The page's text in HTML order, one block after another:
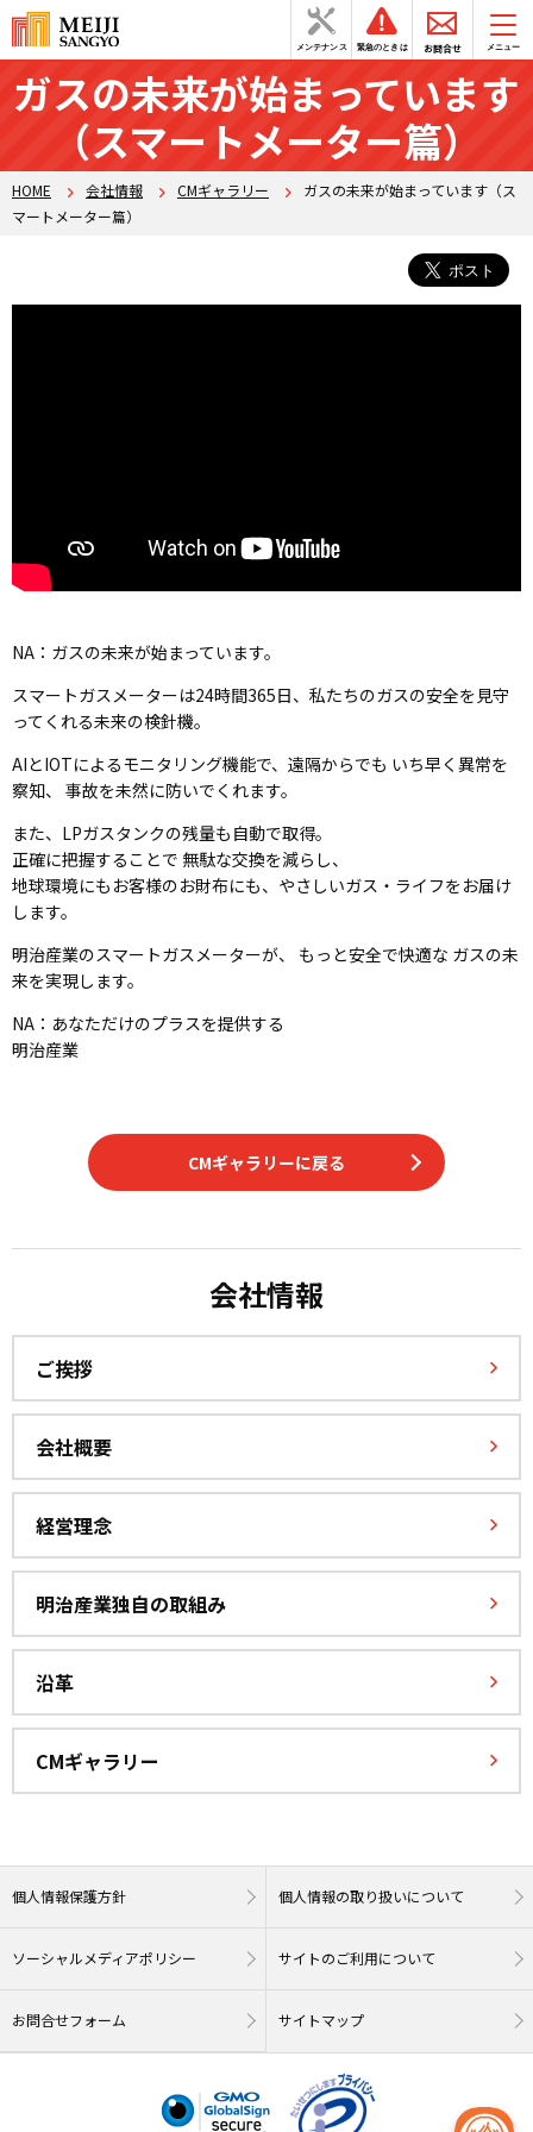
メンテナンス 緊急のときは お問合せ メニュー
ガスの未来が始まっています
（スマートメーター篇）
HOME 会社情報 CMギャラリー
ガスの未来が始まっています（ス
マートメーター篇）
NA：ガスの未来が始まっています。
スマートガスメーターは24時間365日、私たちのガスの安全を見守
ってくれる未来の検針機。
AIとIOTによるモニタリング機能で、遠隔からでも いち早く異常を
察知、 事故を未然に防いでくれます。
また、LPガスタンクの残量も自動で取得。
正確に把握することで 無駄な交換を減らし、
地球環境にもお客様のお財布にも、やさしいガス・ライフをお届け
します。
明治産業のスマートガスメーターが、 もっと安全で快適な ガスの未
来を実現します。
NA：あなただけのプラスを提供する
明治産業
CMギャラリーに戻る
会社情報
ご挨拶
会社概要
経営理念
明治産業独自の取組み
沿革
CMギャラリー
個人情報保護方針 個人情報の取り扱いについて
ソーシャルメディアポリシー サイトのご利用について
お問合せフォーム サイトマップ